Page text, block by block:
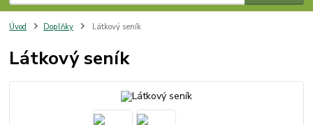
Úvod Doplňky Látkový seník
Látkový seník